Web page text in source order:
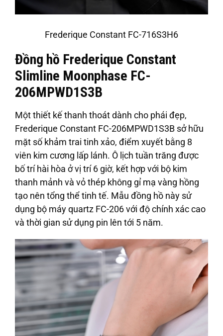
Frederique Constant FC-716S3H6
Đồng hồ Frederique Constant
Slimline Moonphase FC-
206MPWD1S3B
Một thiết kế thanh thoát dành cho phái đẹp,
Frederique Constant FC-206MPWD1S3B sở hữu
mặt số khảm trai tinh xảo, điểm xuyết bằng 8
viên kim cương lấp lánh. Ô lịch tuần trăng được
bố trí hài hòa ở vị trí 6 giờ, kết hợp với bộ kim
thanh mảnh và vỏ thép không gỉ mạ vàng hồng
tạo nên tổng thể tinh tế. Mẫu đồng hồ này sử
dụng bộ máy quartz FC-206 với độ chính xác cao
và thời gian sử dụng pin lên tới 5 năm.